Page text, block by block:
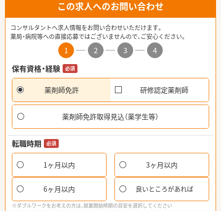
この求人へのお問い合わせ
コンサルタントへ求人情報をお問い合わせいただけます。
薬局・病院等への直接応募ではございませんので、ご安心ください。
1 2 3
4
保有資格・経験
必須
薬剤師免許 研修認定薬剤師
薬剤師免許取得見込（薬学生等）
転職時期 必須
1ヶ月以内 3ヶ月以内
6ヶ月以内 良いところがあれば
※ダブルワークをお考えの方は、就業開始時期の目安を選択してください